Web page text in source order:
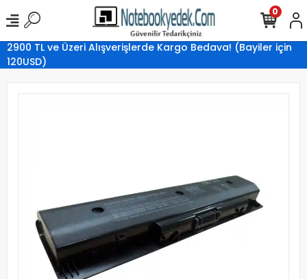
2900 TL ve Üzeri Alışverişlerde Kargo Bedava! (Bayiler için
120USD)
0